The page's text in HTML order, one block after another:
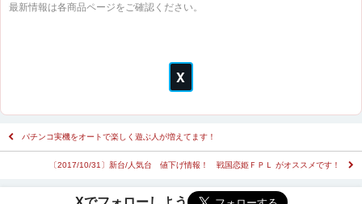
最新情報は各商品ページをご確認ください。
パチンコ実機をオートで楽しく遊ぶ人が増えてます！
〔2017/10/31〕新台/人気台 値下げ情報！ 戦国恋姫ＦＰＬ がオススメです！